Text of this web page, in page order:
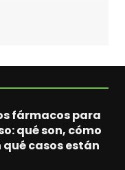
fármacos para
qué son, cómo
casos están